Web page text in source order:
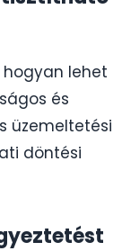
hogyan lehet
és
üzemeltetési
döntési